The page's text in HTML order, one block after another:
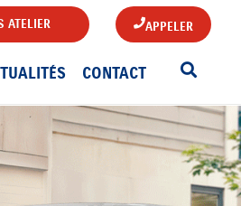
ATELIER APPELER
CONTACT